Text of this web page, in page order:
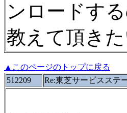
ンロードす
教えて頂き
▲このページのトップに戻る
512209
Re:東芝サービスステ